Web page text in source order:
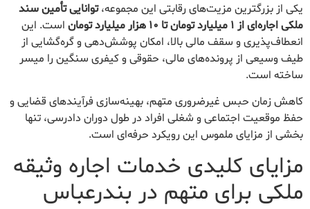
یکی از بزرگترین مزیت‌های رقابتی این مجموعه،توانایی تأمین سند
ملکی اجاره‌ای از ۱ میلیارد تومان تا ۱۰ هزار میلیارد تومان
است. این
انعطاف‌پذیری و سقف مالی بالا، امکان پوشش‌دهی و گره‌گشایی از
طیف وسیعی از پرونده‌های مالی، حقوقی و کیفری سنگین را میسر
ساخته است.
کاهش زمان حبس غیرضروری متهم، بهینه‌سازی فرآیندهای قضایی و
حفظ موقعیت اجتماعی و شغلی افراد در طول دوران دادرسی، تنها
بخشی از مزایای ملموس این رویکرد حرفه‌ای است.
مزایای کلیدی خدمات اجاره وثیقه
ملکی برای متهم در بندرعباس